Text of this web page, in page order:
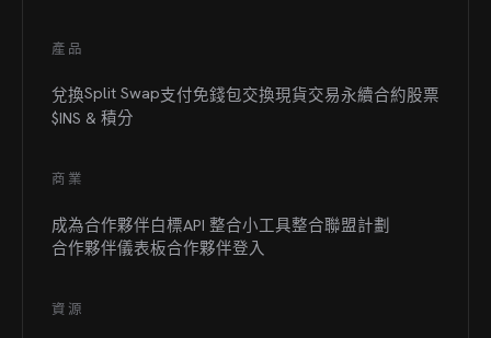
產品
兌換Split Swap支付免錢包交換現貨交易永續合約股票
$INS & 積分
商業
成為合作夥伴白標API 整合小工具整合聯盟計劃
合作夥伴儀表板合作夥伴登入
資源